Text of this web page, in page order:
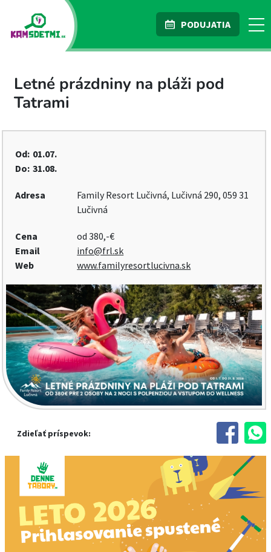
PODUJATIA
Letné prázdniny na pláži pod
Tatrami
Od: 01.07.
Do: 31.08.
Adresa
Family Resort Lučivná, Lučivná 290, 059 31
Lučivná
Cena
od 380,-€
Email
info@frl.sk
Web
www.familyresortlucivna.sk
Zdieľať príspevok: